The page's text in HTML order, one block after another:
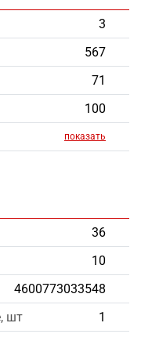
3
567
71
100
показать
36
10
4600773033548
шт
1